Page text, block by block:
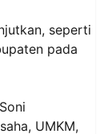
seperti
pada
UMKM,